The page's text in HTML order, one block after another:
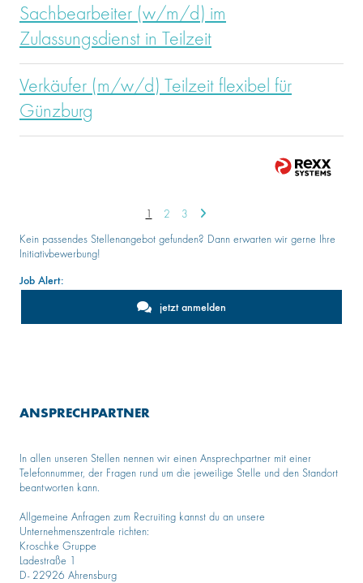
Sachbearbeiter (w/m/d) im
Zulassungsdienst in Teilzeit
Verkäufer (m/w/d) Teilzeit flexibel für
Günzburg
1 2 3
Kein passendes Stellenangebot gefunden? Dann erwarten wir gerne Ihre
Initiativbewerbung!
Job Alert:
jetzt anmelden
ANSPRECHPARTNER
In allen unseren Stellen nennen wir einen Ansprechpartner mit einer
Telefonnummer, der Fragen rund um die jeweilige Stelle und den Standort
beantworten kann.
Allgemeine Anfragen zum Recruiting kannst du an unsere
Unternehmenszentrale richten:
Kroschke Gruppe
Ladestraße 1
D- 22926 Ahrensburg